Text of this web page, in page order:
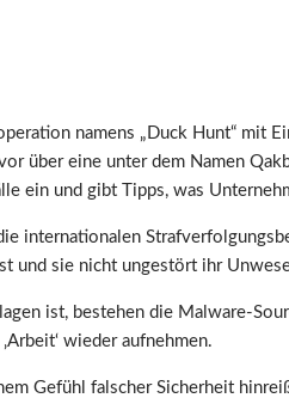
namens „Duck Hunt“ mit
über eine unter dem Namen
ein und gibt Tipps, was
internationalen
und sie nicht ungestört ihr
ist, bestehen die Malware-
wieder aufnehmen.
Gefühl falscher Sicherheit